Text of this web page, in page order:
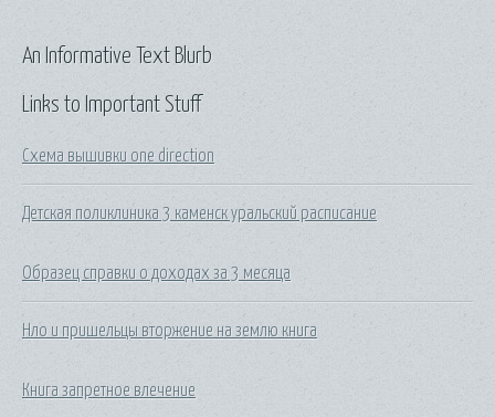
Links to Important Stuff
Схема вышивки one direction
Детская поликлиника 3 каменск уральский расписание
Образец справки о доходах за 3 месяца
Нло и пришельцы вторжение на землю книга
Книга запретное влечение
An Informative Text Blurb